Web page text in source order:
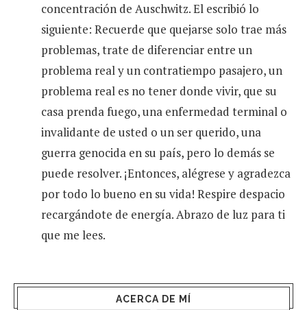
concentración de Auschwitz. El escribió lo
siguiente: Recuerde que quejarse solo trae más
problemas, trate de diferenciar entre un
problema real y un contratiempo pasajero, un
problema real es no tener donde vivir, que su
casa prenda fuego, una enfermedad terminal o
invalidante de usted o un ser querido, una
guerra genocida en su país, pero lo demás se
puede resolver. ¡Entonces, alégrese y agradezca
por todo lo bueno en su vida! Respire despacio
recargándote de energía. Abrazo de luz para ti
que me lees.
ACERCA DE MÍ